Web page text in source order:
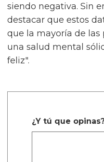
siendo negativa. Sin
destacar que estos
que la mayoría de las
una salud mental
feliz".
¿Y tú que